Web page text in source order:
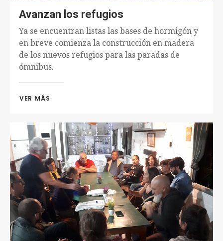
Avanzan los refugios
Ya se encuentran listas las bases de hormigón y
en breve comienza la construcción en madera
de los nuevos refugios para las paradas de
ómnibus.
VER MÁS